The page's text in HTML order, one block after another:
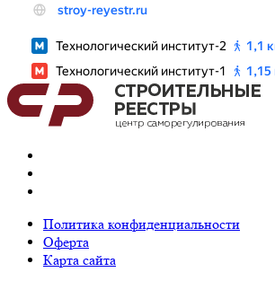
Политика конфиденциальности
Оферта
Карта сайта